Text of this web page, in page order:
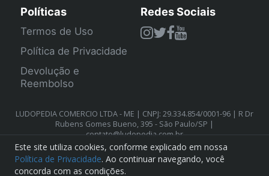
Políticas
Termos de Uso
Política de Privacidade
Devolução e
Reembolso
Redes Sociais
LUDOPEDIA COMERCIO LTDA - ME | CNPJ: 29.334.854/0001-96 | R Dr
Rubens Gomes Bueno, 395 - São Paulo/SP |
contato@ludopedia.com.br
Este site utiliza cookies, conforme explicado em nossa
Política de Privacidade. Ao continuar navegando, você
concorda com as condições.